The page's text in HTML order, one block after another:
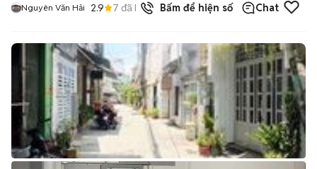
Nguyên Văn Hải 2.9 7 đã bán Bấm để hiện số Chat